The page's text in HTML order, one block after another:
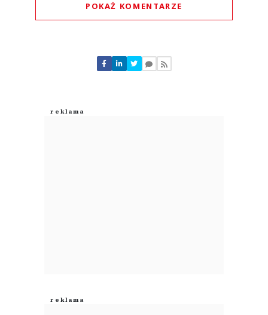
POKAŻ KOMENTARZE
Nie znaleziono komentarzy
Zostaw swoje komentarze